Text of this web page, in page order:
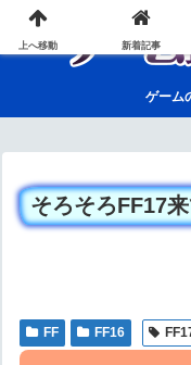
ゲーム
そろそろFF17
FF FF16
上へ移動 新着記事